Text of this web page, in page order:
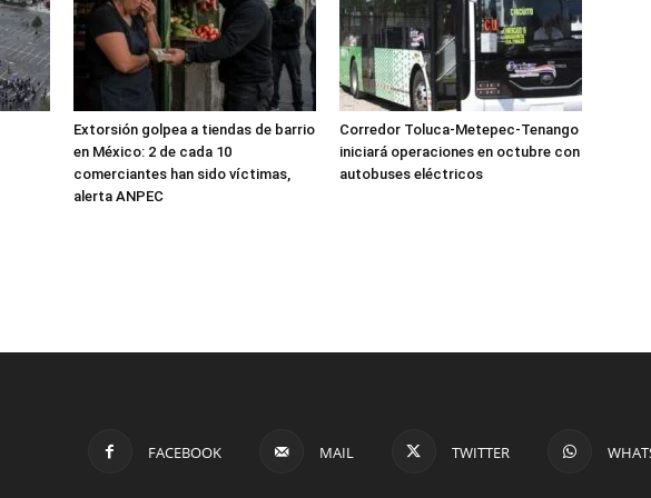
Extorsión golpea a tiendas de barrio
en México: 2 de cada 10
comerciantes han sido víctimas,
alerta ANPEC
Corredor Toluca-Metepec-Tenango
iniciará operaciones en octubre con
autobuses eléctricos
FACEBOOK MAIL TWITTER